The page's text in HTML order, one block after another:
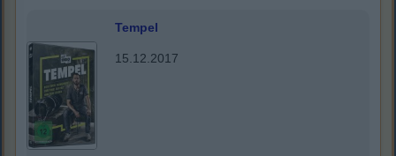
Tempel
15.12.2017